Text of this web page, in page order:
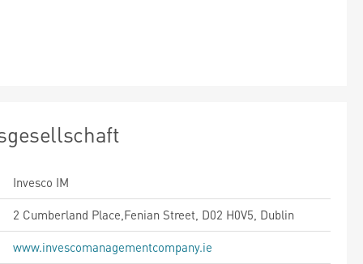
Invesco IM
2 Cumberland Place,Fenian Street, D02 H0V5, Dublin
www.invescomanagementcompany.ie